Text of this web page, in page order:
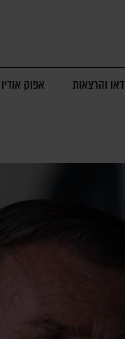
והרצאות אפוק אודיו